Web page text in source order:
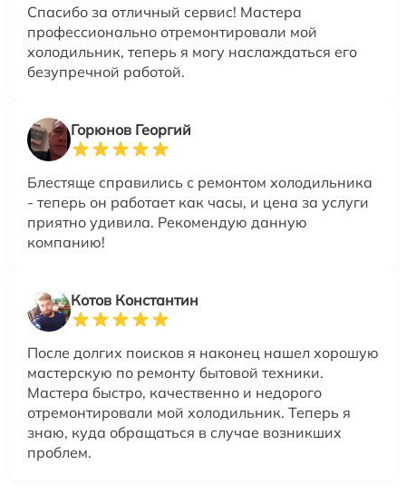
Спасибо за отличный сервис! Мастера
профессионально отремонтировали мой
холодильник, теперь я могу наслаждаться его
безупречной работой.
Горюнов Георгий
Блестяще справились с ремонтом холодильника
- теперь он работает как часы, и цена за услуги
приятно удивила. Рекомендую данную
компанию!
Котов Константин
После долгих поисков я наконец нашел хорошую
мастерскую по ремонту бытовой техники.
Мастера быстро, качественно и недорого
отремонтировали мой холодильник. Теперь я
знаю, куда обращаться в случае возникших
проблем.